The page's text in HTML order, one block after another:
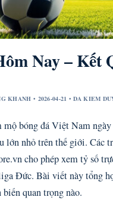
Nay – Kết
KHANH • 2026-04-21 • DA KIEM
bóng đá Việt Nam
lớn nhỏ trên thế giới. Các
cho phép xem tỷ số
Đức. Bài viết này tổng
quan trọng nào.